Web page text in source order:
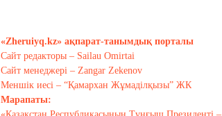
«Zheruiyq.kz» ақпарат-танымдық порталы
Сайт редакторы – Sailau Omirtai
Сайт менеджері – Zangar Zekenov
Меншік иесі – “Қамархан Жұмаділқызы” ЖК
Марапаты: